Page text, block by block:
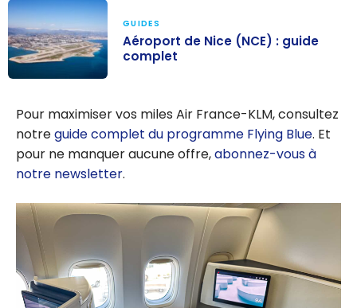
Paris-Charles
de Gaulle
(CDG) : guide
complet
Nice (NCE) :
guide complet
GUIDES
Aéroport de Nice (NCE) : guide
complet
Pour maximiser vos miles Air France-KLM, consultez
notreguide complet du programme Flying Blue. Et
pour ne manquer aucune offre,abonnez-vous à
notre newsletter.